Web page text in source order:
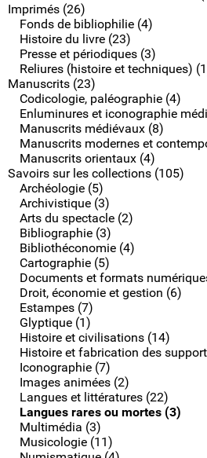
Imprimés (26)
Fonds de bibliophilie (4)
Histoire du livre (23)
Presse et périodiques (3)
Reliures (histoire et techniques)
Manuscrits (23)
Codicologie, paléographie (4)
Enluminures et iconographie
Manuscrits médiévaux (8)
Manuscrits modernes et
Manuscrits orientaux (4)
Savoirs sur les collections (105)
Archéologie (5)
Archivistique (3)
Arts du spectacle (2)
Bibliographie (3)
Bibliothéconomie (4)
Cartographie (5)
Documents et formats
Droit, économie et gestion (6)
Estampes (7)
Glyptique (1)
Histoire et civilisations (14)
Histoire et fabrication des
Iconographie (7)
Images animées (2)
Langues et littératures (22)
Langues rares ou mortes (3)
Multimédia (3)
Musicologie (11)